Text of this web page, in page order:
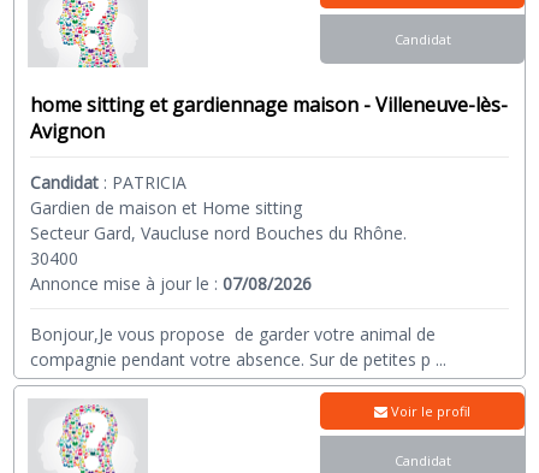
home sitting et gardiennage maison - Villeneuve-lès-
Avignon
Candidat : PATRICIA
Gardien de maison et Home sitting
Secteur Gard, Vaucluse nord Bouches du Rhône.
30400
Annonce mise à jour le :07/08/2026
Bonjour,Je vous propose de garder votre animal de
compagnie pendant votre absence. Sur de petites p ...
Candidat
Voir le profil
Candidat